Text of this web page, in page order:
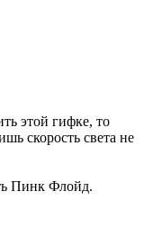
этой гифке, то
скорость света не
Пинк Флойд.